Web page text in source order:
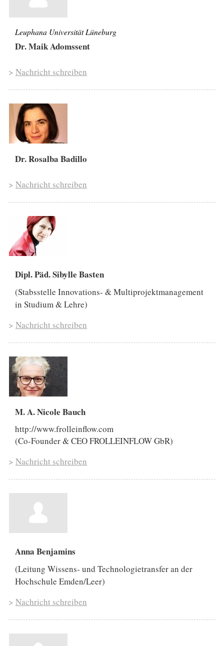
Leuphana Universität Lüneburg
Dr. Maik Adomssent
> Nachricht schreiben
Dr. Rosalba Badillo
> Nachricht schreiben
Dipl. Päd. Sibylle Basten
(Stabsstelle Innovations- & Multiprojektmanagement
in Studium & Lehre)
> Nachricht schreiben
M. A. Nicole Bauch
http://www.frolleinflow.com
(Co-Founder & CEO FROLLEINFLOW GbR)
> Nachricht schreiben
Anna Benjamins
(Leitung Wissens- und Technologietransfer an der
Hochschule Emden/Leer)
> Nachricht schreiben